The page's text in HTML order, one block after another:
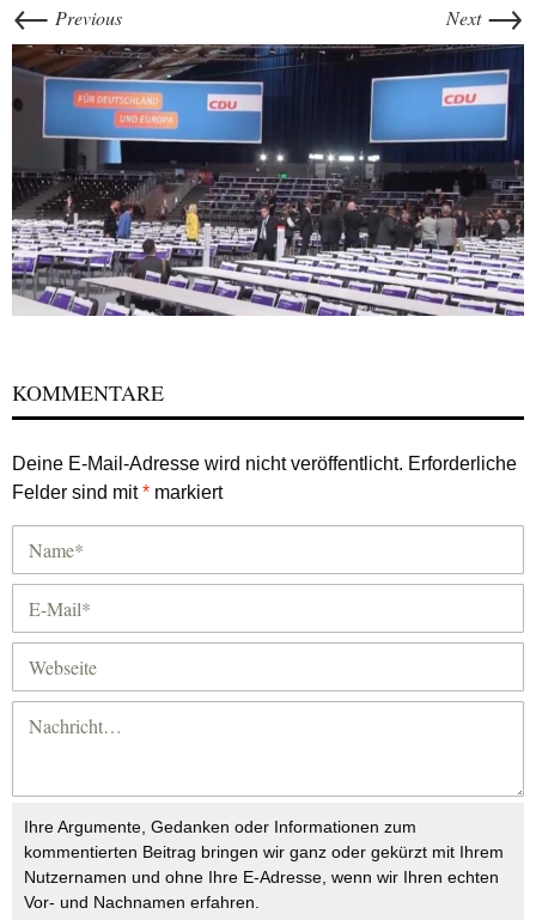
← Previous Next →
KOMMENTARE
Deine E-Mail-Adresse wird nicht veröffentlicht. Erforderliche
Felder sind mit* markiert
Ihre Argumente, Gedanken oder Informationen zum
kommentierten Beitrag bringen wir ganz oder gekürzt mit Ihrem
Nutzernamen und ohne Ihre E-Adresse, wenn wir Ihren echten
Vor- und Nachnamen erfahren.